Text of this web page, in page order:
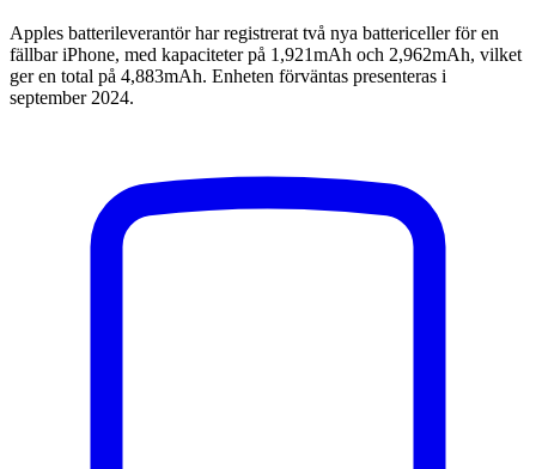
Apples batterileverantör har registrerat två nya battericeller för en
fällbar iPhone, med kapaciteter på 1,921mAh och 2,962mAh, vilket
ger en total på 4,883mAh. Enheten förväntas presenteras i
september 2024.